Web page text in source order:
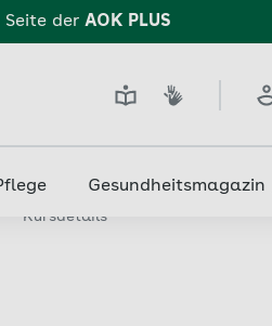
Seite der AOK PLUS
Gesundheitsmagazin
Kursdetails